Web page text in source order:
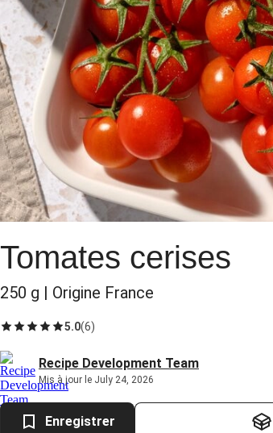
Tomates cerises
250 g | Origine France
5.0(6)
Recipe Development Team
Mis à jour le July 24, 2026
Enregistrer